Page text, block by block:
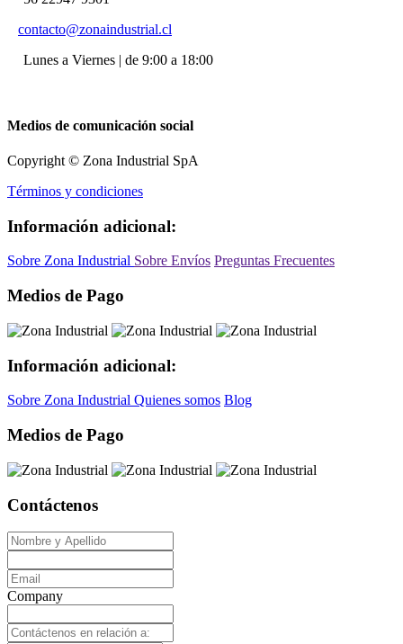
contacto@zonaindustrial.cl
Lunes a Viernes | de 9:00 a 18:00
Medios de comunicación social
Copyright © Zona Industrial SpA
Términos y condiciones
Información adicional:
Sobre Zona Industrial Sobre Envíos Preguntas Frecuentes
Medios de Pago
Información adicional:
Sobre Zona Industrial Quienes somos Blog
Medios de Pago
Contáctenos
Company